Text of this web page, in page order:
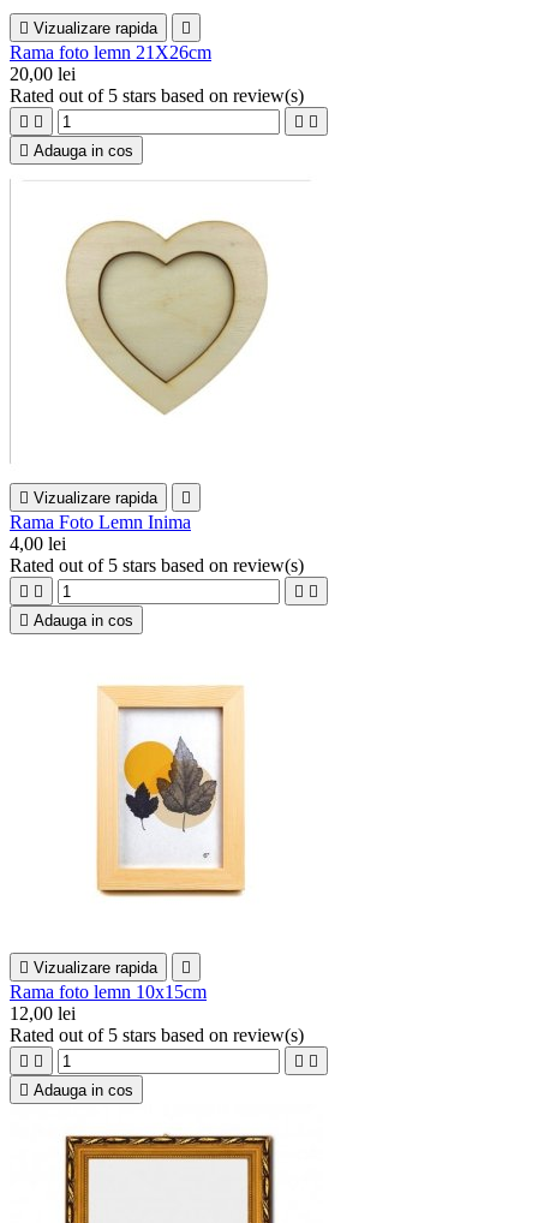
 Vizualizare rapida 
Rama foto lemn 21X26cm
20,00 lei
Rated out of 5 stars based on review(s)
   
 Adauga in cos
 Vizualizare rapida 
Rama Foto Lemn Inima
4,00 lei
Rated out of 5 stars based on review(s)
   
 Adauga in cos
 Vizualizare rapida 
Rama foto lemn 10x15cm
12,00 lei
Rated out of 5 stars based on review(s)
   
 Adauga in cos